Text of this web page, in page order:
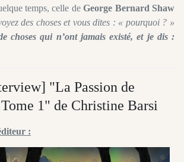
temps, celle deGeorge Bernard Shaw
des choses et vous dites : « pourquoi ? »
choses qui n’ont jamais existé, et je dis :
"La Passion de
1" de Christine Barsi
: